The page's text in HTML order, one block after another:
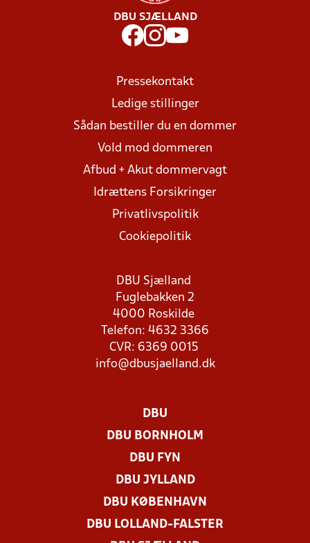
DBU SJÆLLAND
Pressekontakt
Ledige stillinger
Sådan bestiller du en dommer
Vold mod dommeren
Afbud + Akut dommervagt
Idrættens Forsikringer
Privatlivspolitik
Cookiepolitik
DBU Sjælland
Fuglebakken 2
4000 Roskilde
Telefon: 4632 3366
CVR: 6369 0015
info@dbusjaelland.dk
DBU
DBU BORNHOLM
DBU FYN
DBU JYLLAND
DBU KØBENHAVN
DBU LOLLAND-FALSTER